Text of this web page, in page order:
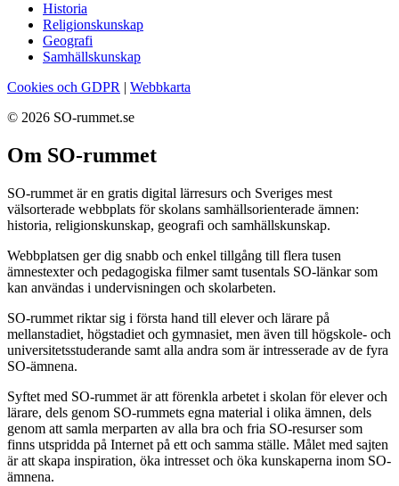
Historia
Religionskunskap
Geografi
Samhällskunskap
Cookies och GDPR | Webbkarta
© 2026 SO-rummet.se
Om SO-rummet
SO-rummet är en gratis digital lärresurs och Sveriges mest
välsorterade webbplats för skolans samhällsorienterade ämnen:
historia, religionskunskap, geografi och samhällskunskap.
Webbplatsen ger dig snabb och enkel tillgång till flera tusen
ämnestexter och pedagogiska filmer samt tusentals SO-länkar som
kan användas i undervisningen och skolarbeten.
SO-rummet riktar sig i första hand till elever och lärare på
mellanstadiet, högstadiet och gymnasiet, men även till högskole- och
universitetsstuderande samt alla andra som är intresserade av de fyra
SO-ämnena.
Syftet med SO-rummet är att förenkla arbetet i skolan för elever och
lärare, dels genom SO-rummets egna material i olika ämnen, dels
genom att samla merparten av alla bra och fria SO-resurser som
finns utspridda på Internet på ett och samma ställe. Målet med sajten
är att skapa inspiration, öka intresset och öka kunskaperna inom SO-
ämnena.